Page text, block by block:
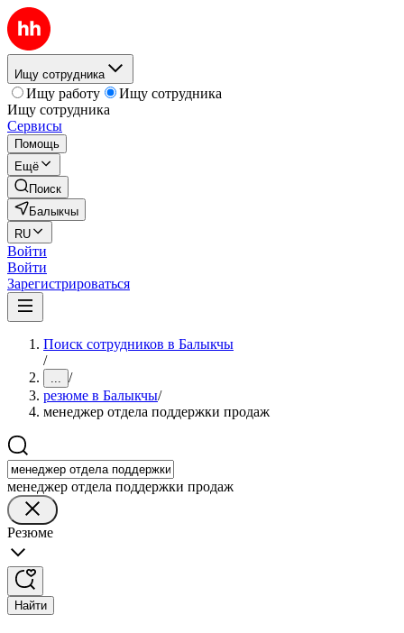
Ищу сотрудника
Ищу работу
Ищу сотрудника
Ищу сотрудника
Сервисы
Помощь
Ещё
Поиск
Балыкчы
RU
Войти
Войти
Зарегистрироваться
Поиск сотрудников в Балыкчы
/
... /
резюме в Балыкчы/
менеджер отдела поддержки продаж
менеджер отдела поддержки продаж
Резюме
Найти